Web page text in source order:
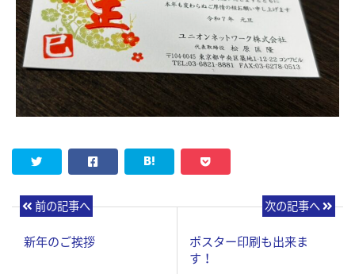
前の記事へ
新年のご挨拶
次の記事へ
ポスター印刷も出来ま
す！